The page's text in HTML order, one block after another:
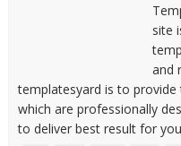
site
and
templatesyard is to
which are professionally
to deliver best result for